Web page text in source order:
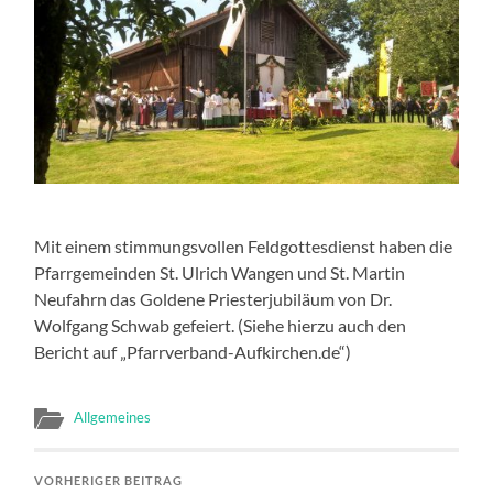
Mit einem stimmungsvollen Feldgottesdienst haben die
Pfarrgemeinden St. Ulrich Wangen und St. Martin
Neufahrn das Goldene Priesterjubiläum von Dr.
Wolfgang Schwab gefeiert. (Siehe hierzu auch den
Bericht auf „Pfarrverband-Aufkirchen.de“)
Allgemeines
VORHERIGER BEITRAG